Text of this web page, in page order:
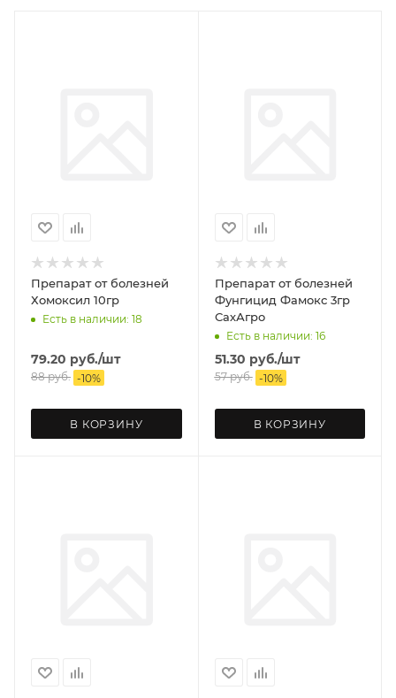
Препарат от болезней
Хомоксил 10гр
Есть в наличии: 18
79.20 руб./шт
88руб. -10%
В КОРЗИНУ
Препарат от болезней
Фунгицид Фамокс 3гр
СахАгро
Есть в наличии: 16
51.30 руб./шт
57руб. -10%
В КОРЗИНУ